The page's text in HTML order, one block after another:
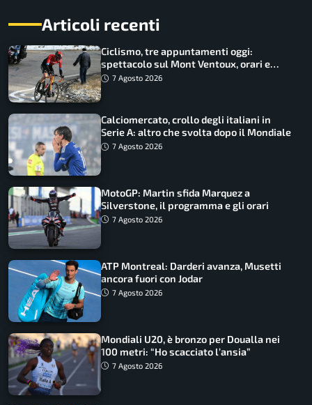
Articoli recenti
Ciclismo, tre appuntamenti oggi:
spettacolo sul Mont Ventoux, orari e
come vederli
7 Agosto 2026
Calciomercato, crollo degli italiani in
Serie A: altro che svolta dopo il Mondiale
7 Agosto 2026
MotoGP: Martin sfida Marquez a
Silverstone, il programma e gli orari
7 Agosto 2026
ATP Montreal: Darderi avanza, Musetti
ancora fuori con Jodar
7 Agosto 2026
Mondiali U20, è bronzo per Doualla nei
100 metri: “Ho scacciato l’ansia”
7 Agosto 2026